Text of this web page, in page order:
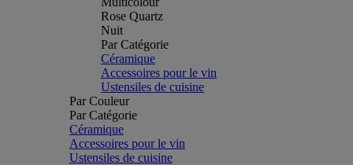
Rose Quartz
Nuit
Par Catégorie
Céramique
Accessoires pour le vin
Ustensiles de cuisine
Par Couleur
Par Catégorie
Céramique
Accessoires pour le vin
Ustensiles de cuisine